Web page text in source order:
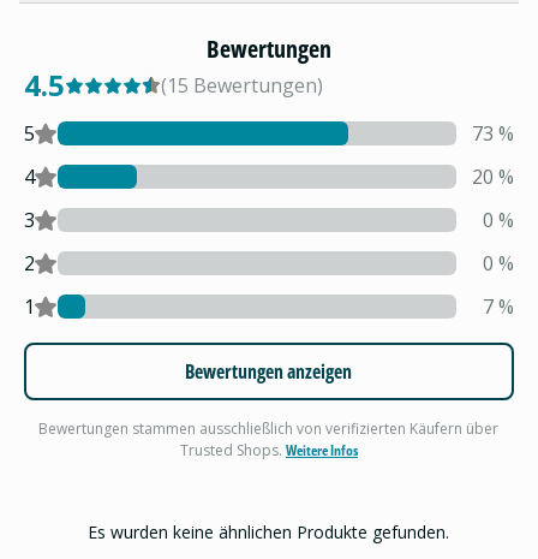
Bewertungen
4.5 (15 Bewertungen)
5
73 %
4
20 %
3
0 %
2
0 %
1
7%
Bewertungen anzeigen
Bewertungen stammen ausschließlich von verifizierten Käufern über
Trusted Shops. Weitere Infos
Es wurden keine ähnlichen Produkte gefunden.